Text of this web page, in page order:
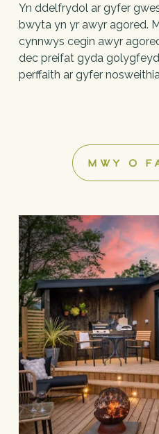
Yn ddelfrydol ar gyfer
bwyta yn yr awyr agored.
cynnwys cegin awyr
dec preifat gyda
perffaith ar gyfer
MWY O